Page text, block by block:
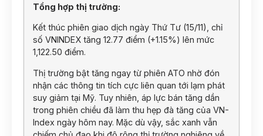
Tổng hợp thị trường:
Kết thúc phiên giao dịch ngày Thứ Tư (15/11), chỉ
số VNINDEX tăng 12.77 điểm (+1.15%) lên mức
1,122.50 điểm.
Thị trường bật tăng ngay từ phiên ATO nhờ đón
nhận các thông tin tích cực liên quan tới lạm phát
suy giảm tại Mỹ. Tuy nhiên, áp lực bán tăng dần
trong phiên chiều đã làm thu hẹp đà tăng của VN-
Index ngày hôm nay. Mặc dù vậy, sắc xanh vẫn